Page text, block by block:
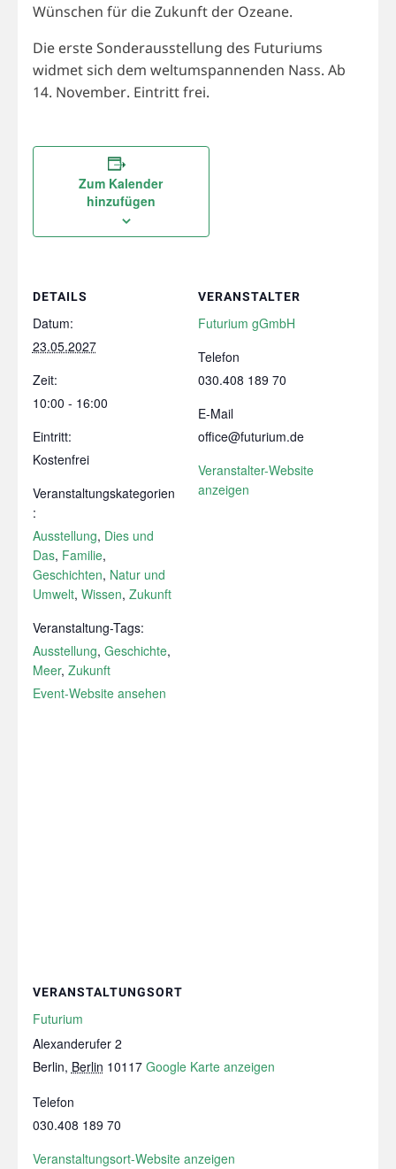
Wünschen für die Zukunft der Ozeane.
Die erste Sonderausstellung des Futuriums
widmet sich dem weltumspannenden Nass. Ab
14. November. Eintritt frei.
Zum Kalender
hinzufügen
DETAILS
Datum:
23.05.2027
Zeit:
10:00 - 16:00
Eintritt:
Kostenfrei
Veranstaltungskategorien
:
Ausstellung, Dies und
Das, Familie,
Geschichten, Natur und
Umwelt, Wissen, Zukunft
Veranstaltung-Tags:
Ausstellung, Geschichte,
Meer, Zukunft
Event-Website ansehen
VERANSTALTER
Futurium gGmbH
Telefon
030.408 189 70
E-Mail
office@futurium.de
Veranstalter-Website
anzeigen
VERANSTALTUNGSORT
Futurium
Alexanderufer 2
Berlin, Berlin 10117 Google Karte anzeigen
Telefon
030.408 189 70
Veranstaltungsort-Website anzeigen